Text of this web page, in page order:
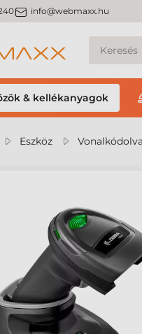
m_email info@webmaxx.hu
& kellékanyagok
Eszköz